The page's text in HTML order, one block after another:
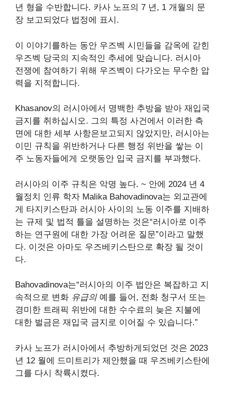
년 형을 수반합니다. 카사 노프의 7 년, 1 개월의 문
장 보고되었다 법정에 표시.
이 이야기를하는 동안 우즈벡 시민들을 감옥에 갇힌
우즈벡 당국의 지속적인 추세에 맞습니다. 러시아
전쟁에 참여하기 위해 우즈벡이 다가오는 무수한 압
력을 지적합니다.
Khasanov의 러시아에서 명백한 추방을 받아 재입국
금지를 취하십시오. 그의 특정 사건에서 이러한 측
면에 대한 세부 사항은보고되지 않았지만, 러시아는
이민 규칙을 위반하거나 다른 행정 위반을 쌓는 이
주 노동자들에게 오랫동안 입국 금지를 부과했다.
러시아의 이주 규칙은 악명 높다. ~ 안에 2024 년 4
월정치 인류 학자 Malika Bahovadinova는 외교관에
게 타지키스탄과 러시아 사이의 노동 이주를 지배하
는 규제 및 법적 틀을 설명하는 것은“러시아로 이주
하는 연구원에 대한 가장 어려운 질문”이라고 말했
다. 이것은 아마도 우즈베키스탄으로 확장 될 것이
다.
Bahovadinova는“러시아의 이주 법안은 복잡하고 지
속적으로 변화 유급의 예를 들어, 전화 청구서 또는
경미한 트래픽 위반에 대한 수수료의 늦은 지불에
대한 벌금은 재입국 금지로 이어질 수 있습니다.”
카사 노프가 러시아에서 추방하게되었던 것은 2023
년 12 월에 드미트리가 제안했을 때 우즈베키스탄에
그를 다시 착륙시켰다.